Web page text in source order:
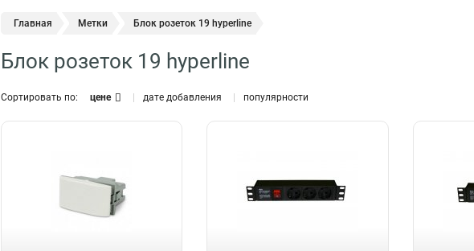
Главная Метки Блок розеток 19 hyperline
Блок розеток 19 hyperline
Сортировать по: цене дате добавления популярности